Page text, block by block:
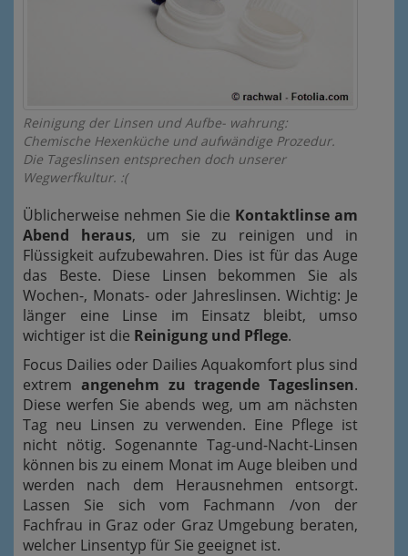
Reinigung der Linsen und Aufbe- wahrung:
Chemische Hexenküche und aufwändige Prozedur.
Die Tageslinsen entsprechen doch unserer
Wegwerfkultur. :(
Üblicherweise nehmen Sie die Kontaktlinse am
Abend heraus, um sie zu reinigen und in
Flüssigkeit aufzubewahren. Dies ist für das Auge
das Beste. Diese Linsen bekommen Sie als
Wochen-, Monats- oder Jahreslinsen. Wichtig: Je
länger eine Linse im Einsatz bleibt, umso
wichtiger ist die Reinigung und Pflege.
Focus Dailies oder Dailies Aquakomfort plus sind
extrem angenehm zu tragende Tageslinsen.
Diese werfen Sie abends weg, um am nächsten
Tag neu Linsen zu verwenden. Eine Pflege ist
nicht nötig. Sogenannte Tag-und-Nacht-Linsen
können bis zu einem Monat im Auge bleiben und
werden nach dem Herausnehmen entsorgt.
Lassen Sie sich vom Fachmann /von der
Fachfrau in Graz oder Graz Umgebung beraten,
welcher Linsentyp für Sie geeignet ist.